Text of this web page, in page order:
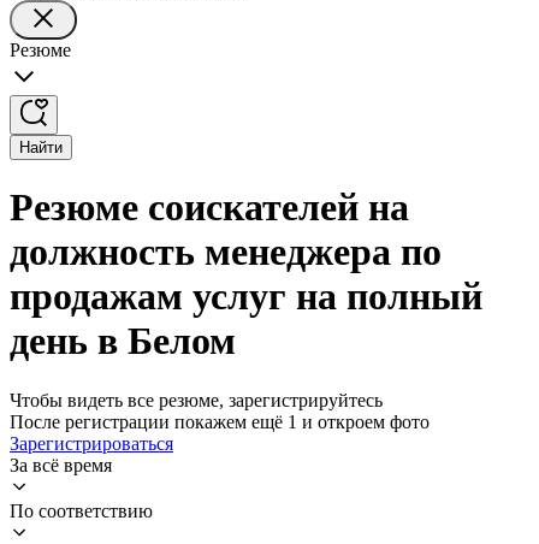
Резюме
Найти
Резюме соискателей на
должность менеджера по
продажам услуг на полный
день в Белом
Чтобы видеть все резюме, зарегистрируйтесь
После регистрации покажем ещё 1 и откроем фото
Зарегистрироваться
За всё время
По соответствию